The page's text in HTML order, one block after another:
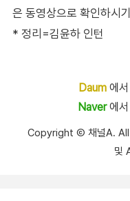
은 동영상으로 확인하시
* 정리=김윤하 인턴
Daum에서
Naver에서
Copyright Ⓒ 채널A. All
및